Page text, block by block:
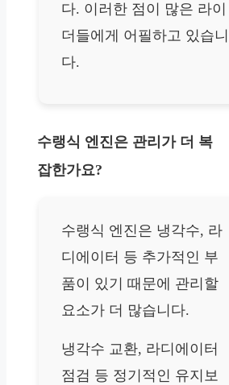
다. 이러한 점이 많은 라이
더들에게 어필하고 있습니
다.
수랭식 엔진은 관리가 더 복
잡한가요?
수랭식 엔진은 냉각수, 라
디에이터 등 추가적인 부
품이 있기 때문에 관리할
요소가 더 많습니다.
냉각수 교환, 라디에이터
점검 등 정기적인 유지보